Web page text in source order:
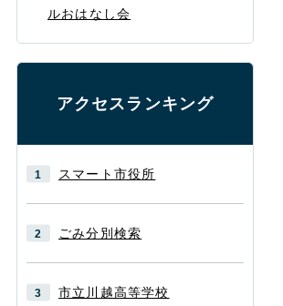
ルおはなし会
アクセスランキング
スマート市役所
ごみ分別検索
市立川越高等学校